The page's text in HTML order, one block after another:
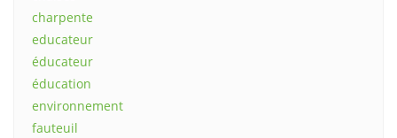
charpente
educateur
éducateur
éducation
environnement
fauteuil